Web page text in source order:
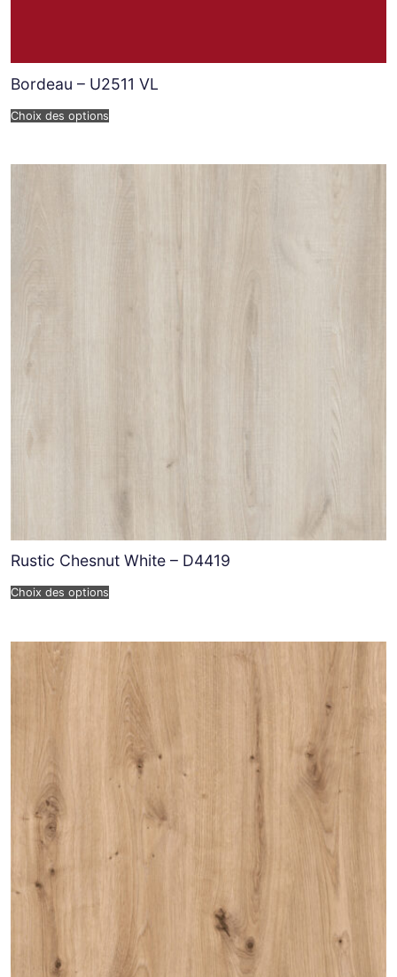
Bordeau – U2511 VL
Choix des options
Rustic Chesnut White – D4419
Choix des options